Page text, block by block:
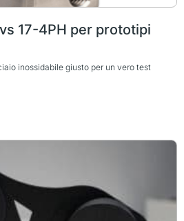
17-4PH per prototipi
inossidabile giusto per un vero test